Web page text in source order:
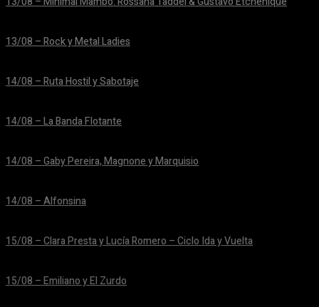
13/08 – Rock y Metal Ladies
14/08 – Ruta Hostil y Sabotaje
14/08 – La Banda Flotante
14/08 – Gaby Pereira, Magnone y Marquisio
14/08 – Alfonsina
15/08 – Clara Presta y Lucía Romero – Ciclo Ida y Vuelta
15/08 – Emiliano y El Zurdo